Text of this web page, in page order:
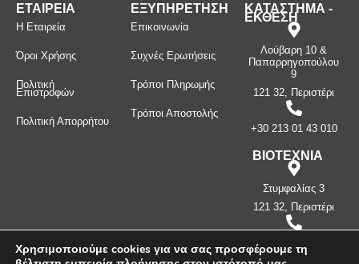
ΕΤΑΙΡΕΙΑ
Η Εταιρεία
Όροι Χρήσης
Πολιτική
Επιστροφών
Πολιτική Απορρήτου
ΕΞΥΠΗΡΕΤΗΣΗ
Επικοινωνία
Συχνές Ερωτήσεις
Τρόποι Πληρωμής
Τρόποι Αποστολής
ΚΑΤΑΣΤΗΜΑ -
ΕΚΘΕΣΗ
Λούβαρη 10 &
Παπαρρηγοπούλου
9
121 32, Περιστέρι
+30 213 01 43 010
ΒΙΟΤΕΧΝΙΑ
Στυμφαλίας 3
121 32, Περιστέρι
397
Χρησιμοποιούμε cookies για να σας προσφέρουμε τη